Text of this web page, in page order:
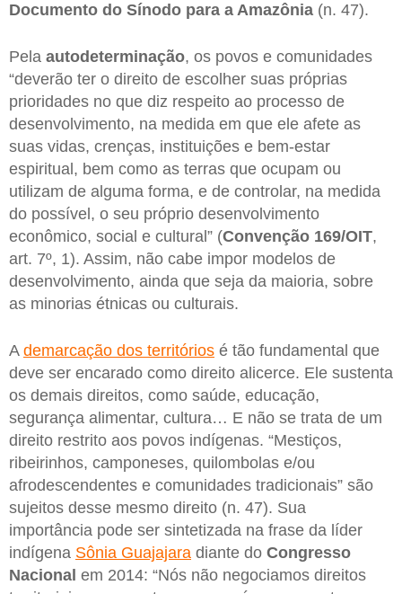
Documento do Sínodo para a Amazônia (n. 47).
Pela autodeterminação, os povos e comunidades
“deverão ter o direito de escolher suas próprias
prioridades no que diz respeito ao processo de
desenvolvimento, na medida em que ele afete as
suas vidas, crenças, instituições e bem-estar
espiritual, bem como as terras que ocupam ou
utilizam de alguma forma, e de controlar, na medida
do possível, o seu próprio desenvolvimento
econômico, social e cultural” (Convenção 169/OIT,
art. 7º, 1). Assim, não cabe impor modelos de
desenvolvimento, ainda que seja da maioria, sobre
as minorias étnicas ou culturais.
A demarcação dos territórios é tão fundamental que
deve ser encarado como direito alicerce. Ele sustenta
os demais direitos, como saúde, educação,
segurança alimentar, cultura… E não se trata de um
direito restrito aos povos indígenas. “Mestiços,
ribeirinhos, camponeses, quilombolas e/ou
afrodescendentes e comunidades tradicionais” são
sujeitos desse mesmo direito (n. 47). Sua
importância pode ser sintetizada na frase da líder
indígena Sônia Guajajara diante do Congresso
Nacional em 2014: “Nós não negociamos direitos